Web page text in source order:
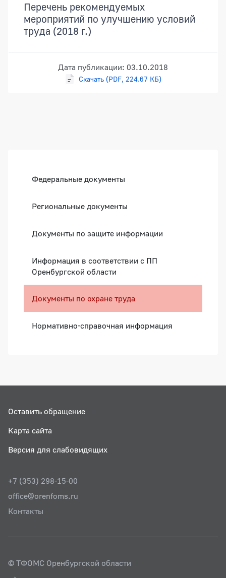
Перечень рекомендуемых
мероприятий по улучшению условий
труда (2018 г.)
Дата публикации: 03.10.2018
Скачать (PDF, 224.67 КБ)
Федеральные документы
Региональные документы
Документы по защите информации
Информация в соответствии с ПП
Оренбургской области
Документы по охране труда
Нормативно-справочная информация
Оставить обращение
Карта сайта
Версия для слабовидящих
+7 (353) 298-15-00
office@orenfoms.ru
Контакты
© ТФОМС Оренбургской области